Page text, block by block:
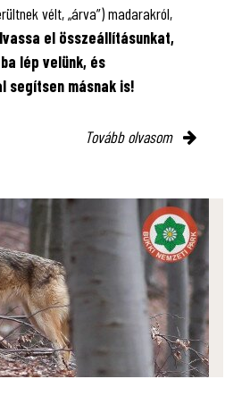
vélt, „árva”) madarakról,
el összeállításunkat,
lép velünk, és
segítsen másnak is!
Tovább olvasom